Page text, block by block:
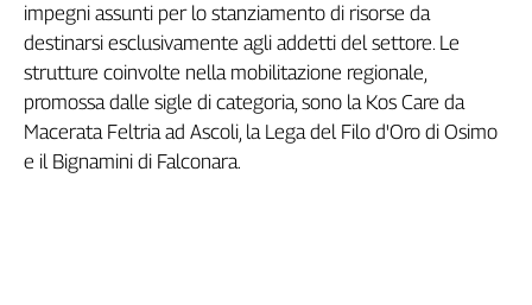
Inserti
Idea
Diffusa
InFlai
Le
impegni assunti per lo stanziamento di risorse da
destinarsi esclusivamente agli addetti del settore. Le
strutture coinvolte nella mobilitazione regionale,
promossa dalle sigle di categoria, sono la Kos Care da
Macerata Feltria ad Ascoli, la Lega del Filo d'Oro di Osimo
e il Bignamini di Falconara.